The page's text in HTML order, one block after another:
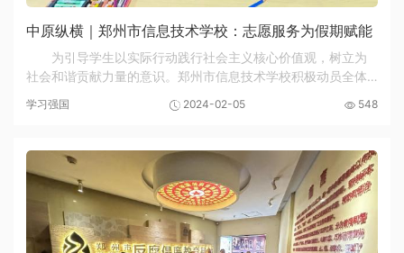
中原纵横｜郑州市信息技术学校：志愿服务为假期赋能
为引导学生以实际行动践行社会主义核心价值观，树立为
社会和谐贡献力量的意识。郑州市信息技术学校积极动员全体
参与社会实践活动。目前，2310班学生韩静怡等...
学习强国 2024-02-05 548